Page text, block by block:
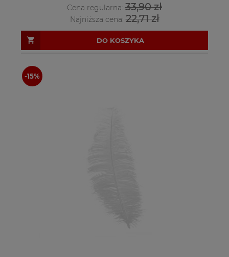
Cena regularna: 33,90 zł
Najniższa cena:22,71 zł
DO KOSZYKA